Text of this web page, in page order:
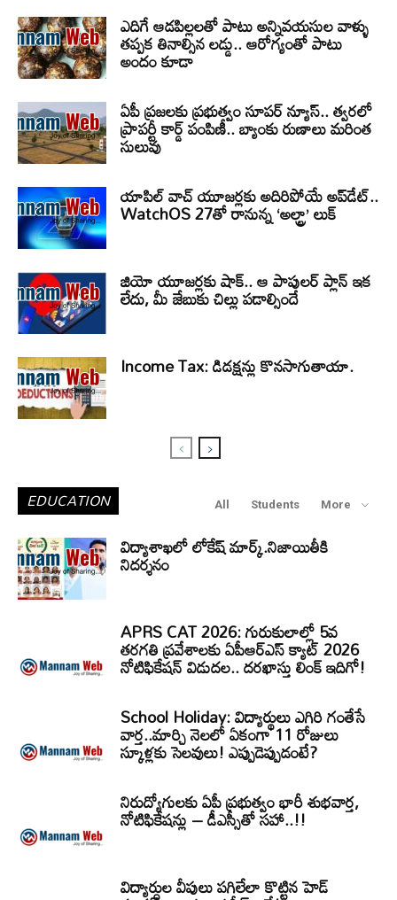
ఎదిగే ఆడపిల్లలతో పాటు అన్నివయసుల వాళ్ళు
తప్పక తినాల్సిన లడ్డు.. ఆరోగ్యంతో పాటు
అందం కూడా
ఏపీ ప్రజలకు ప్రభుత్వం సూపర్ న్యూస్.. త్వరలో
ప్రాపర్టీ కార్డ్ పంపిణీ.. బ్యాంకు రుణాలు మరింత
సులువు
యాపిల్ వాచ్ యూజర్లకు అదిరిపోయే అప్‌డేట్..
WatchOS 27తో రానున్న ‘అల్ట్రా’ లుక్
జియో యూజర్లకు షాక్.. ఆ పాపులర్ ప్లాన్ ఇక
లేదు, మీ జేబుకు చిల్లు పడాల్సిందే
Income Tax: డిడక్షన్లు కొనసాగుతాయా.
EDUCATION All Students More
విద్యాశాఖలో లోకేష్ మార్క్.నిజాయితీకి
నిదర్శనం
APRS CAT 2026: గురుకులాల్లో 5వ
తరగతి ప్రవేశాలకు ఏపీఆర్‌ఎస్‌ క్యాట్‌ 2026
నోటిఫికేషన్‌ విడుదల.. దరఖాస్తు లింక్‌ ఇదిగో!
School Holiday: విద్యార్థులు ఎగిరి గంతేసే
వార్త..మార్చి నెలలో ఏకంగా 11 రోజులు
స్కూళ్లకు సెలవులు! ఎప్పుడెప్పుడంటే?
నిరుద్యోగులకు ఏపీ ప్రభుత్వం భారీ శుభవార్త,
నోటిఫికేషన్లు – డీఎస్సీతో సహా..!!
విద్యార్ధుల వీపులు పగిలేలా కొట్టిన హెడ్